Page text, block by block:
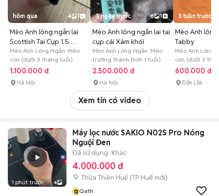
hôm qua 4 1
Mèo Anh lông ngắn lai
Scottish Tai Cụp 1.5
tháng
Mèo Anh Lông Ngắn Mèo
con (dưới 3 tháng tuổi)
1.100.000 đ
Hà Nội
3 ngày trước 6 1
Mèo Anh lông ngắn lai tai
cụp cái Xám khói
Mèo Anh Lông Ngắn Mèo
trưởng thành (hơn 1 tuổi)
2.500.000 đ
Hà Nội
3 tuần trước
Mèo Anh
Tabby
Mèo Anh Lông
con (dưới 3
600.000 đ
Đắk Lắk
Xem tin có video
1 phút trước 4
Máy lọc nước SAKIO N02S Pro Nóng
Nguội Đen
Đã sử dụng Khác
4.000.000 đ
Thừa Thiên Huế (TP Huế mới)
qQath